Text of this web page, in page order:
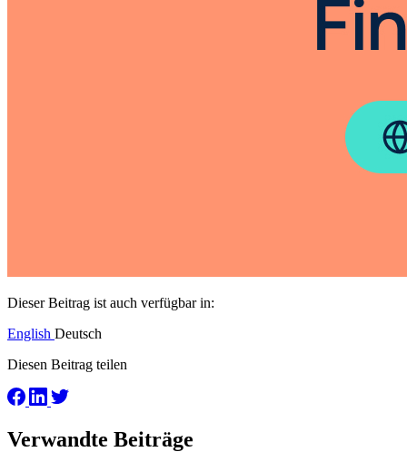
Dieser Beitrag ist auch verfügbar in:
English Deutsch
Diesen Beitrag teilen
Verwandte Beiträge